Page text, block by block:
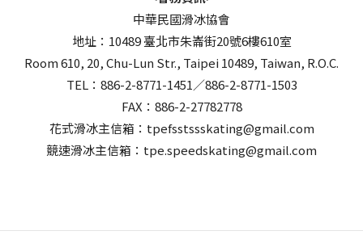
中華民國滑冰協會
地址：10489 臺北市朱崙街20號6樓610室
Room 610, 20, Chu-Lun Str., Taipei 10489, Taiwan, R.O.C.
TEL：886-2-8771-1451／886-2-8771-1503
FAX：886-2-27782778
花式滑冰主信箱：tpefsstssskating@gmail.com
競速滑冰主信箱：tpe.speedskating@gmail.com